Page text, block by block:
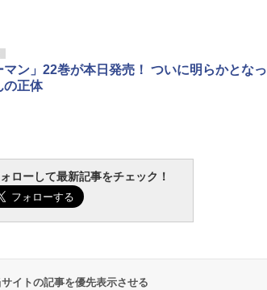
マン」22巻が本日発売！ ついに明らかとなっ
の正体
ローして最新記事をチェック！
イトの記事を優先表示させる